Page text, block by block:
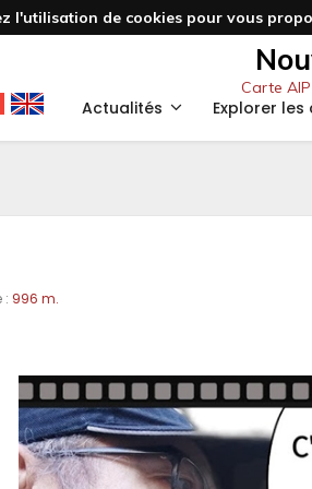
de cookies pour vous
Carte
Actualités Explorer les
: 996 m.